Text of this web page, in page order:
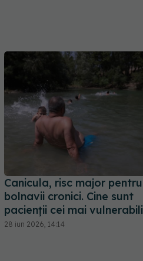
Canicula, risc major pentru
bolnavii cronici. Cine sunt
pacienții cei mai vulnerabili
28 iun 2026, 14:14